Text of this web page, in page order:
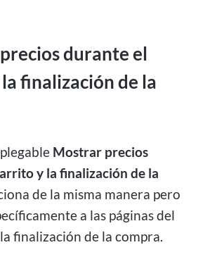
durante el
finalización de la
Mostrar precios
y la finalización de la
de la misma manera pero
a las páginas del
finalización de la compra.